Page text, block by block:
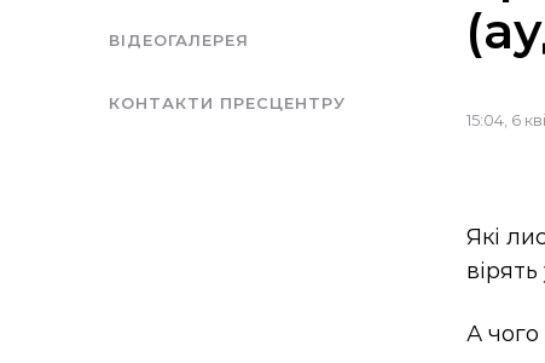
ВІДЕОГАЛЕРЕЯ
КОНТАКТИ ПРЕСЦЕНТРУ
15:04, 6
Які
А чого